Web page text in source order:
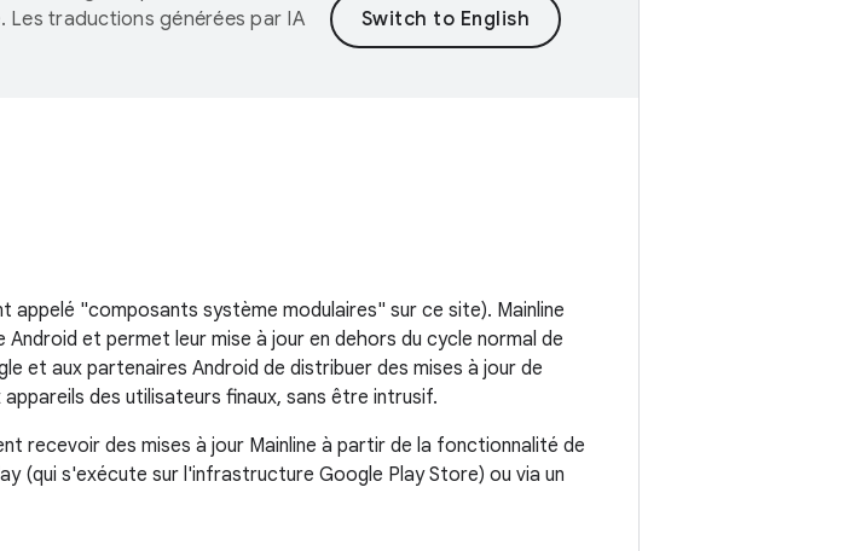
traductions générées par IA
appelé "composants système modulaires" sur ce site). Mainline
et permet leur mise à jour en dehors du cycle normal de
et aux partenaires Android de distribuer des mises à jour de
des utilisateurs finaux, sans être intrusif.
recevoir des mises à jour Mainline à partir de la fonctionnalité de
(qui s'exécute sur l'infrastructure Google Play Store) ou via un